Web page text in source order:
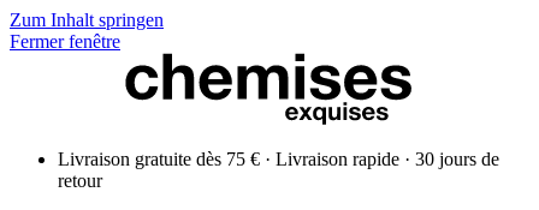
Zum Inhalt springen
Fermer fenêtre
Livraison gratuite dès 75 € · Livraison rapide · 30 jours de
retour